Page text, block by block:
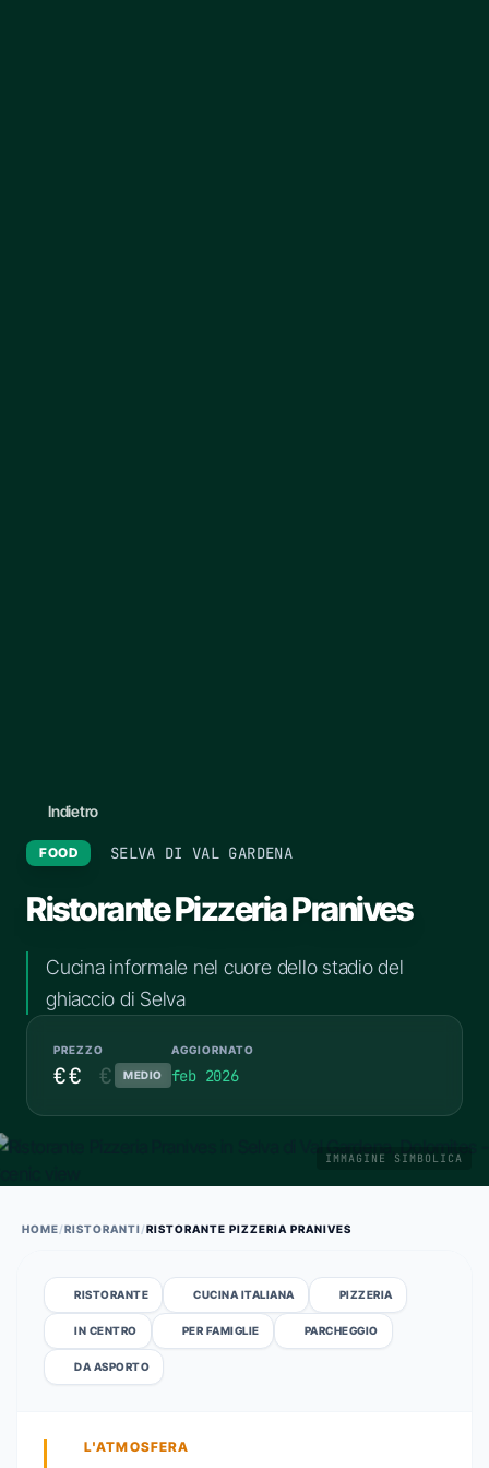
IMMAGINE SIMBOLICA
Indietro
FOOD SELVA DI VAL GARDENA
Ristorante Pizzeria Pranives
Cucina informale nel cuore dello stadio del
ghiaccio di Selva
PREZZO
€€ € MEDIO
AGGIORNATO
feb 2026
HOME/RISTORANTI /RISTORANTE PIZZERIA PRANIVES
RISTORANTE CUCINA ITALIANA PIZZERIA
IN CENTRO PER FAMIGLIE PARCHEGGIO
DA ASPORTO
L'ATMOSFERA